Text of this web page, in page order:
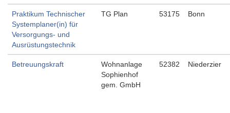
Praktikum Technischer
Systemplaner(in) für
Versorgungs- und
Ausrüstungstechnik
TG Plan 53175 Bonn
Betreuungskraft
Wohnanlage
Sophienhof
gem. GmbH
52382 Niederzier